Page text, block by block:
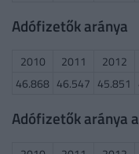
Adófizetők aránya
2010 2011 2012
46.868 46.547 45.851
Adófizetők aránya